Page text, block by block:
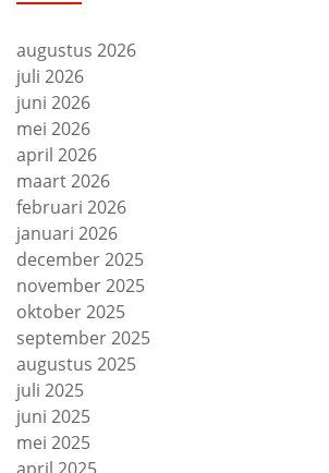
augustus 2026
juli 2026
juni 2026
mei 2026
april 2026
maart 2026
februari 2026
januari 2026
december 2025
november 2025
oktober 2025
september 2025
augustus 2025
juli 2025
juni 2025
mei 2025